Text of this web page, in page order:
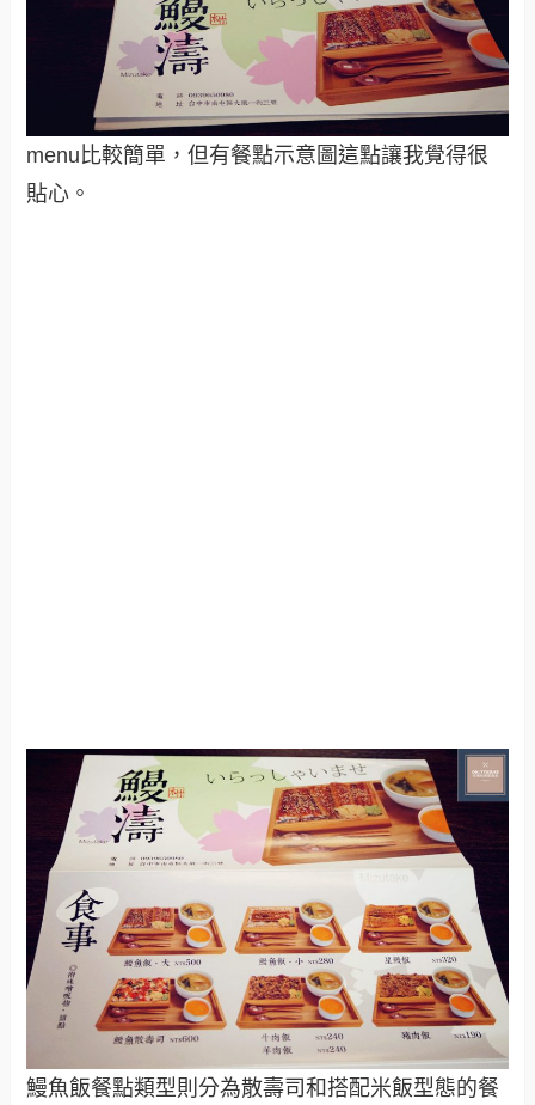
menu比較簡單，但有餐點示意圖這點讓我覺得很
貼心。
鰻魚飯餐點類型則分為散壽司和搭配米飯型態的餐